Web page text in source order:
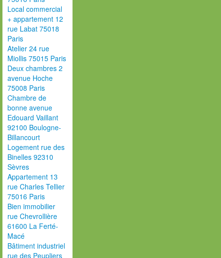
Local commercial
+ appartement 12
rue Labat 75018
Paris
Atelier 24 rue
Miollis 75015 Paris
Deux chambres 2
avenue Hoche
75008 Paris
Chambre de
bonne avenue
Edouard Vaillant
92100 Boulogne-
Billancourt
Logement rue des
Binelles 92310
Sèvres
Appartement 13
rue Charles Tellier
75016 Paris
Bien immobilier
rue Chevrollière
61600 La Ferté-
Macé
Bâtiment industriel
rue des Peupliers